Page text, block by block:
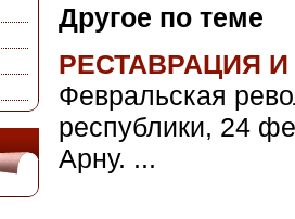
Другое по теме
РЕСТАВРАЦИЯ И
Февральская
республики, 24
Арну. ...